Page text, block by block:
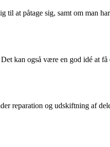
at påtage sig, samt om man
kan også være en god idé at
reparation og udskiftning af